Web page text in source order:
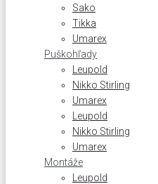
Sako
Tikka
Umarex
Puškohľady
Leupold
Nikko Stirling
Umarex
Leupold
Nikko Stirling
Umarex
Montáže
Leupold